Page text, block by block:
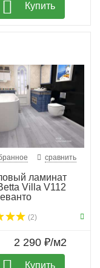
Купить
сравнить
ламинат
Villa V112
(2)
2 290 ₽/м2
Купить